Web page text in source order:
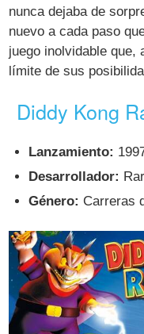
nunca dejaba de
nuevo a cada paso
juego inolvidable que,
límite de sus
Diddy Kong
Lanzamiento:
Desarrollador:
Género: Carreras